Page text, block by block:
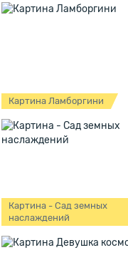
Картина Ламборгини
Картина - Сад земных
наслаждений